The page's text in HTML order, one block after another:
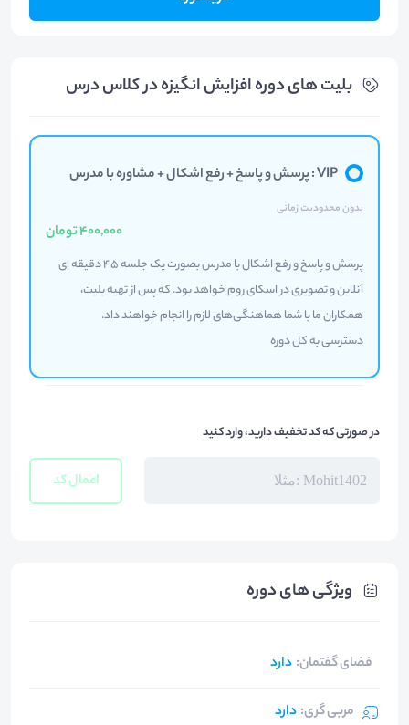
ویژگی های دوره
فضای گفتمان: دارد
مربی گری: دارد
بلیت های دوره افزایش انگیزه در کلاس درس
VIP : پرسش و پاسخ + رفع اشکال + مشاوره با مدرس
بدون محدودیت زمانی
400,000 تومان
پرسش و پاسخ و رفع اشکال با مدرس بصورت یک جلسه 45 دقیقه ای
آنلاین و تصویری در اسکای روم خواهد بود. که پس از تهیه بلیت،
همکاران ما با شما هماهنگی‌های لازم را انجام خواهند داد.
دسترسی به کل دوره
در صورتی که کد تخفیف دارید، وارد کنید
اعمال کد